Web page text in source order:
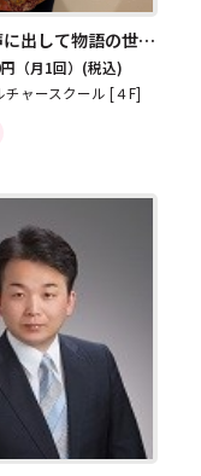
新開講 声に出して物語の世界を楽しもう はじめての朗読 講師/坂井乙栄
（月1回） (税込)
チャースクール [４F]